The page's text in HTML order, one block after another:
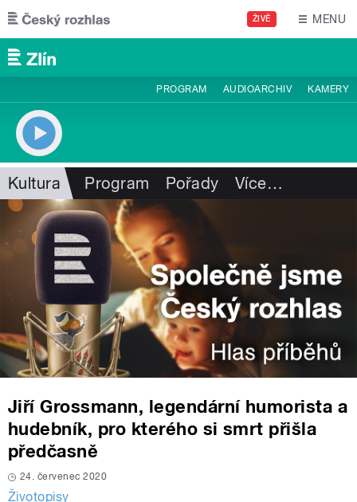
Přejít k hlavnímu obsahu
ŽIVĚ MENU
PROGRAM AUDIOARCHIV KAMERY
Kultura Program Pořady Více…
Jiří Grossmann, legendární humorista a
hudebník, pro kterého si smrt přišla
předčasně
24. červenec 2020
Životopisy